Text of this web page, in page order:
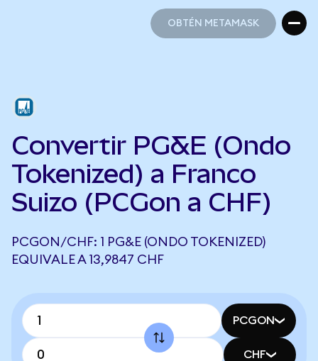
OBTÉN METAMASK
Convertir PG&E (Ondo
Tokenized) a Franco
Suizo (PCGon a CHF)
PCGON/CHF: 1 PG&E (ONDO TOKENIZED)
EQUIVALE A 13,9847 CHF
PCGON
CHF